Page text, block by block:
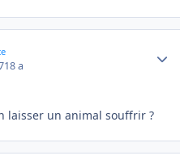
18 a
laisser un animal souffrir ?